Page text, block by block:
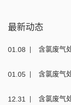
最新动态
01 08 含氯废气
01 05 含氯废气
12 31 含氯废气